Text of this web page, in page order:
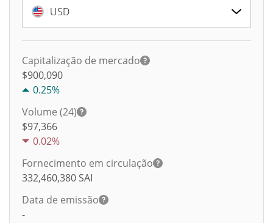
USD
Capitalização de mercado
$900,090
0.25%
Volume (24)
$97,366
0.02%
Fornecimento em circulação
332,460,380 SAI
Data de emissão
-